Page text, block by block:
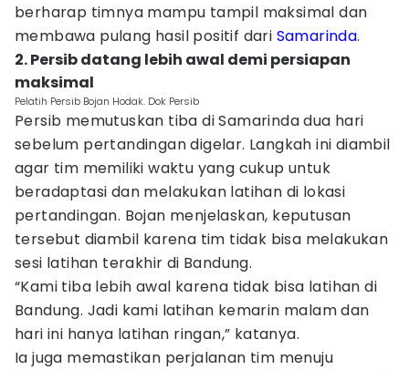
berharap timnya mampu tampil maksimal dan
membawa pulang hasil positif dari Samarinda.
2. Persib datang lebih awal demi persiapan
maksimal
Pelatih Persib Bojan Hodak. Dok Persib
Persib memutuskan tiba di Samarinda dua hari
sebelum pertandingan digelar. Langkah ini diambil
agar tim memiliki waktu yang cukup untuk
beradaptasi dan melakukan latihan di lokasi
pertandingan. Bojan menjelaskan, keputusan
tersebut diambil karena tim tidak bisa melakukan
sesi latihan terakhir di Bandung.
“Kami tiba lebih awal karena tidak bisa latihan di
Bandung. Jadi kami latihan kemarin malam dan
hari ini hanya latihan ringan,” katanya.
Ia juga memastikan perjalanan tim menuju